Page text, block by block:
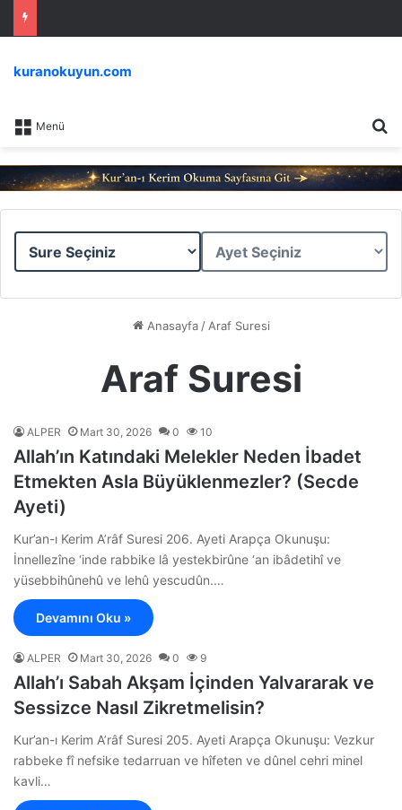
Menü
kuranokuyun.com
Sure
Ayet
Anasayfa / Araf Suresi
Araf Suresi
ALPER Mart 30, 2026 0 10
Allah’ın Katındaki Melekler Neden İbadet
Etmekten Asla Büyüklenmezler? (Secde
Ayeti)
Kur’an-ı Kerim A’râf Suresi 206. Ayeti Arapça Okunuşu:
İnnellezîne ‘inde rabbike lâ yestekbirûne ‘an ibâdetihî ve
yüsebbihûnehû ve lehû yescudûn.…
Devamını Oku »
ALPER Mart 30, 2026 0 9
Allah’ı Sabah Akşam İçinden Yalvararak ve
Sessizce Nasıl Zikretmelisin?
Kur’an-ı Kerim A’râf Suresi 205. Ayeti Arapça Okunuşu: Vezkur
rabbeke fî nefsike tedarruan ve hîfeten ve dûnel cehri minel
kavli…